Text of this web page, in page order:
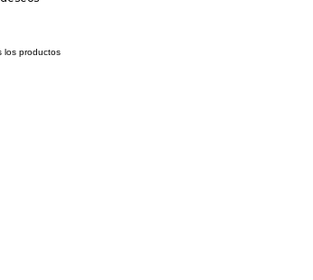
los productos